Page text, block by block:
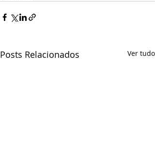
Posts Relacionados Ver tudo